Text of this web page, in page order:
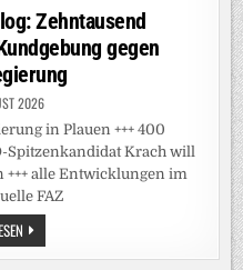
Zehntausend
gegen
2026
in Plauen +++ 400
Spitzenkandidat Krach will
alle Entwicklungen im
FAZ
DEUTSCHLAND-
LIVEBLOG:
ZEHNTAUSEND